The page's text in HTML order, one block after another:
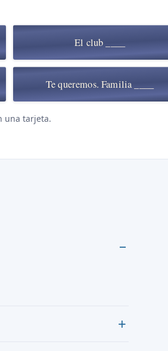
El club ____
Te queremos. Familia ____
una tarjeta.